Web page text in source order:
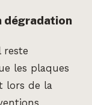
dégradation
reste
les plaques
lors de la